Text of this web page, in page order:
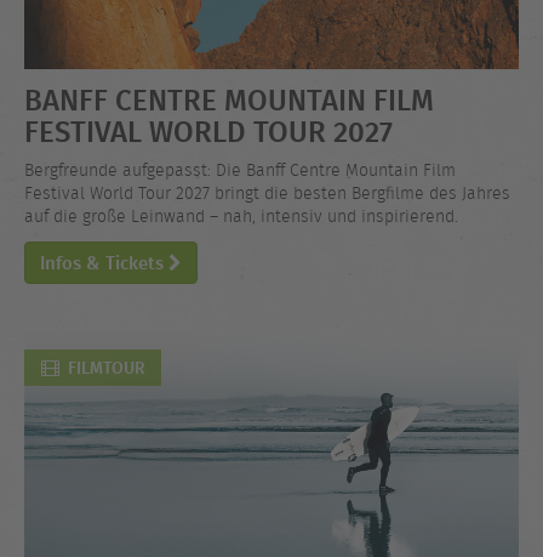
BANFF CENTRE MOUNTAIN FILM
FESTIVAL WORLD TOUR 2027
Bergfreunde aufgepasst: Die Banff Centre Mountain Film
Festival World Tour 2027 bringt die besten Bergfilme des Jahres
auf die große Leinwand – nah, intensiv und inspirierend.
Infos & Tickets
FILMTOUR